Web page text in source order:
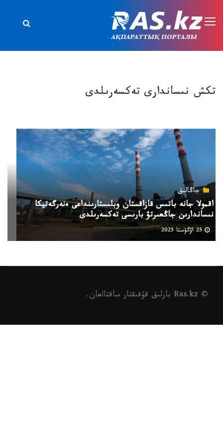
تكش نىساندارى تەكسەرىلدى
جاڭالىق
اقمولا جانە باتىس قازاقستان وبلىستارىنداعى ەنەرگەتيكا
نىساندارىن جاڭعىرتۋ بارىسى تەكسەرىلدى
25 اۆگۋستا 2025
© Ras.kz بارلىق قۇقىقتار ساقتالعان.